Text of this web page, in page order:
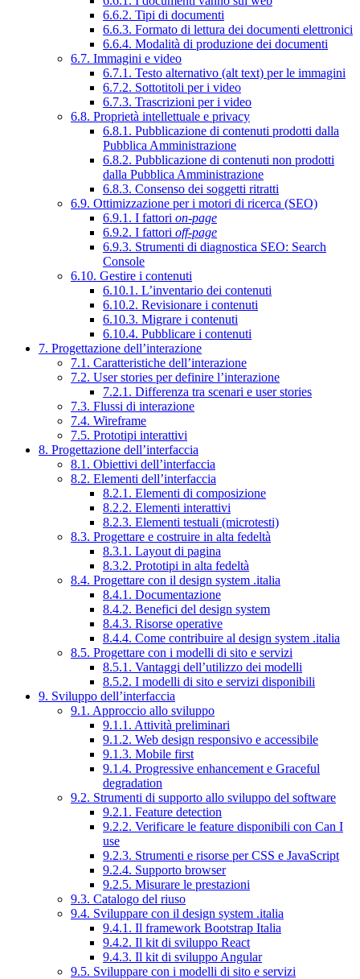
6.6.2. Tipi di documenti
6.6.3. Formato di lettura dei documenti elettronici
6.6.4. Modalità di produzione dei documenti
6.7. Immagini e video
6.7.1. Testo alternativo (alt text) per le immagini
6.7.2. Sottotitoli per i video
6.7.3. Trascrizioni per i video
6.8. Proprietà intellettuale e privacy
6.8.1. Pubblicazione di contenuti prodotti dalla
Pubblica Amministrazione
6.8.2. Pubblicazione di contenuti non prodotti
dalla Pubblica Amministrazione
6.8.3. Consenso dei soggetti ritratti
6.9. Ottimizzazione per i motori di ricerca (SEO)
6.9.1. I fattori on-page
6.9.2. I fattori off-page
6.9.3. Strumenti di diagnostica SEO: Search
Console
6.10. Gestire i contenuti
6.10.1. L’inventario dei contenuti
6.10.2. Revisionare i contenuti
6.10.3. Migrare i contenuti
6.10.4. Pubblicare i contenuti
7. Progettazione dell’interazione
7.1. Caratteristiche dell’interazione
7.2. User stories per definire l’interazione
7.2.1. Differenza tra scenari e user stories
7.3. Flussi di interazione
7.4. Wireframe
7.5. Prototipi interattivi
8. Progettazione dell’interfaccia
8.1. Obiettivi dell’interfaccia
8.2. Elementi dell’interfaccia
8.2.1. Elementi di composizione
8.2.2. Elementi interattivi
8.2.3. Elementi testuali (microtesti)
8.3. Progettare e costruire in alta fedeltà
8.3.1. Layout di pagina
8.3.2. Prototipi in alta fedeltà
8.4. Progettare con il design system .italia
8.4.1. Documentazione
8.4.2. Benefici del design system
8.4.3. Risorse operative
8.4.4. Come contribuire al design system .italia
8.5. Progettare con i modelli di sito e servizi
8.5.1. Vantaggi dell’utilizzo dei modelli
8.5.2. I modelli di sito e servizi disponibili
9. Sviluppo dell’interfaccia
9.1. Approccio allo sviluppo
9.1.1. Attività preliminari
9.1.2. Web design responsivo e accessibile
9.1.3. Mobile first
9.1.4. Progressive enhancement e Graceful
degradation
9.2. Strumenti di supporto allo sviluppo del software
9.2.1. Feature detection
9.2.2. Verificare le feature disponibili con Can I
use
9.2.3. Strumenti e risorse per CSS e JavaScript
9.2.4. Supporto browser
9.2.5. Misurare le prestazioni
9.3. Catalogo del riuso
9.4. Sviluppare con il design system .italia
9.4.1. Il framework Bootstrap Italia
9.4.2. Il kit di sviluppo React
9.4.3. Il kit di sviluppo Angular
9.5. Sviluppare con i modelli di sito e servizi